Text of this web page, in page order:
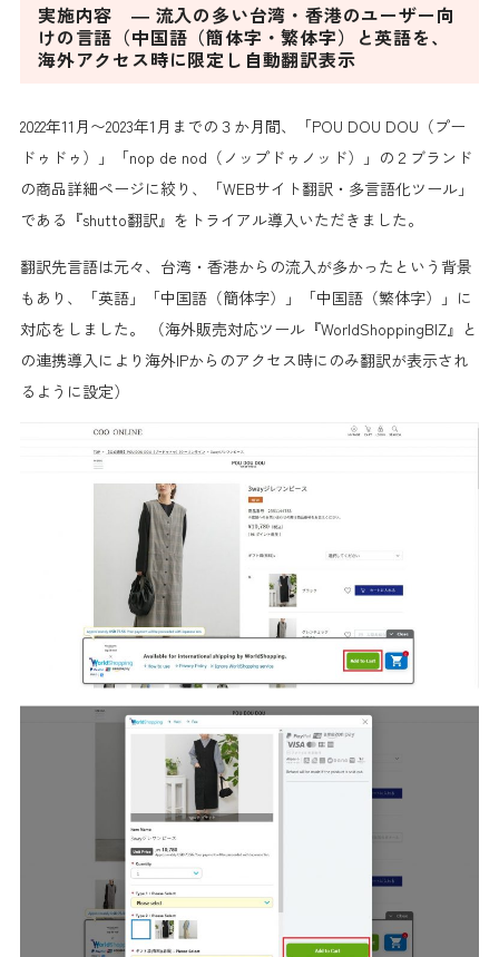
実施内容 ― 流入の多い台湾・香港のユーザー向
けの言語（中国語（簡体字・繁体字）と英語を、
海外アクセス時に限定し自動翻訳表示
2022年11月〜2023年1月までの３か月間、「POU DOU DOU（プー
ドゥドゥ）」「nop de nod（ノップドゥノッド）」の２ブランド
の商品詳細ページに絞り、「WEBサイト翻訳・多言語化ツール」
である『shutto翻訳』をトライアル導入いただきました。
翻訳先言語は元々、台湾・香港からの流入が多かったという背景
もあり、「英語」「中国語（簡体字）」「中国語（繁体字）」に
対応をしました。 （海外販売対応ツール『WorldShoppingBIZ』と
の連携導入により海外IPからのアクセス時にのみ翻訳が表示され
るように設定）